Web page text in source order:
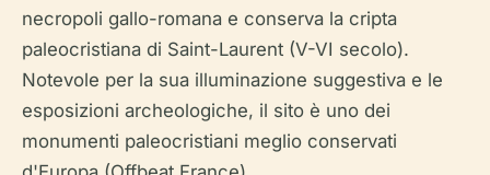
necropoli gallo-romana e conserva la cripta
paleocristiana di Saint-Laurent (V-VI secolo).
Notevole per la sua illuminazione suggestiva e le
esposizioni archeologiche, il sito è uno dei
monumenti paleocristiani meglio conservati